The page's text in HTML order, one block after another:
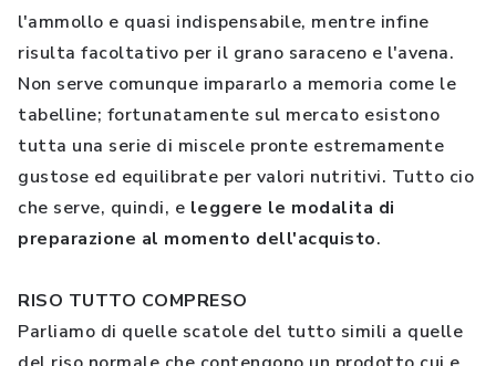
l'ammollo e quasi indispensabile, mentre infine
risulta facoltativo per il grano saraceno e l'avena.
Non serve comunque impararlo a memoria come le
tabelline; fortunatamente sul mercato esistono
tutta una serie di miscele pronte estremamente
gustose ed equilibrate per valori nutritivi. Tutto cio
che serve, quindi, e leggere le modalita di
preparazione al momento dell'acquisto.
RISO TUTTO COMPRESO
Parliamo di quelle scatole del tutto simili a quelle